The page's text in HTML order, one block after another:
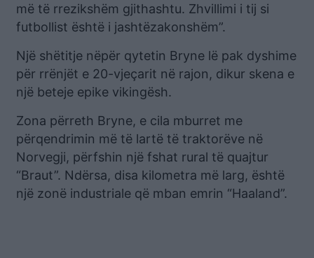
më të rrezikshëm gjithashtu. Zhvillimi i tij si
futbollist është i jashtëzakonshëm”.
Një shëtitje nëpër qytetin Bryne lë pak dyshime
për rrënjët e 20-vjeçarit në rajon, dikur skena e
një beteje epike vikingësh.
Zona përreth Bryne, e cila mburret me
përqendrimin më të lartë të traktorëve në
Norvegji, përfshin një fshat rural të quajtur
“Braut”. Ndërsa, disa kilometra më larg, është
një zonë industriale që mban emrin “Haaland”.